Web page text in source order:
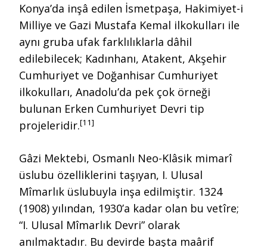
Konya’da inşâ edilen İsmetpaşa, Hakimiyet-i
Milliye ve Gazi Mustafa Kemal ilkokulları ile
aynı gruba ufak farklılıklarla dâhil
edilebilecek; Kadınhanı, Atakent, Akşehir
Cumhuriyet ve Doğanhisar Cumhuriyet
ilkokulları, Anadolu’da pek çok örneği
bulunan Erken Cumhuriyet Devri tip
projeleridir.[11]
Gâzi Mektebi, Osmanlı Neo-Klâsik mimarî
üslubu özelliklerini taşıyan, I. Ulusal
Mîmarlık üslubuyla inşa edilmiştir. 1324
(1908) yılından, 1930’a kadar olan bu vetîre;
“I. Ulusal Mîmarlık Devri” olarak
anılmaktadır. Bu devirde başta maârif